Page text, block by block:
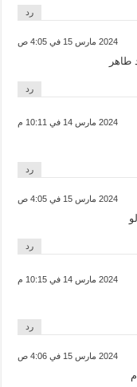
رد
2024 مارس 15 في 4:05 ص
طاهر
رد
2024 مارس 14 في 10:11 م
رد
2024 مارس 15 في 4:05 ص
رد
2024 مارس 14 في 10:15 م
رد
2024 مارس 15 في 4:06 ص